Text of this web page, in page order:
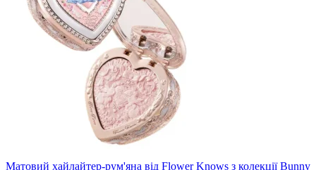
Матовий хайлайтер-рум'яна від Flower Knows з колекції Bunny